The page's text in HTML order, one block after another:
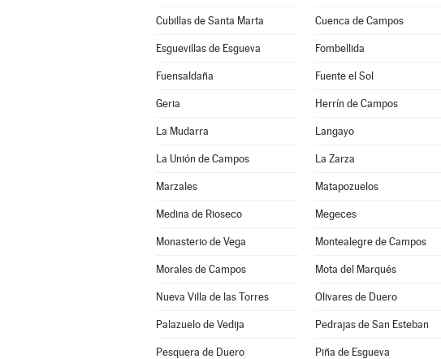
Cubillas de Santa Marta Cuenca de Campos
Esguevillas de Esgueva Fombellida
Fuensaldaña Fuente el Sol
Geria Herrín de Campos
La Mudarra Langayo
La Unión de Campos La Zarza
Marzales Matapozuelos
Medina de Rioseco Megeces
Monasterio de Vega Montealegre de Campos
Morales de Campos Mota del Marqués
Nueva Villa de las Torres Olivares de Duero
Palazuelo de Vedija Pedrajas de San Esteban
Pesquera de Duero Piña de Esgueva